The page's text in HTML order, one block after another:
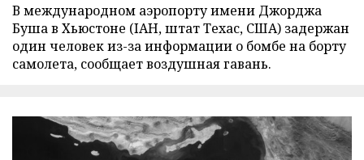
В международном аэропорту имени Джорджа
Буша в Хьюстоне (IAH, штат Техас, США) задержан
один человек из-за информации о бомбе на борту
самолета, сообщает воздушная гавань.